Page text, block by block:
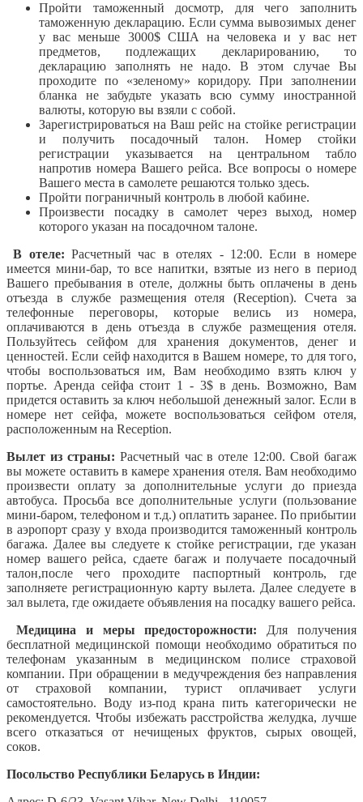
Пройти таможенный досмотр, для чего заполнить
таможенную декларацию. Если сумма вывозимых денег
у вас меньше 3000$ США на человека и у вас нет
предметов, подлежащих декларированию, то
декларацию заполнять не надо. В этом случае Вы
проходите по «зеленому» коридору. При заполнении
бланка не забудьте указать всю сумму иностранной
валюты, которую вы взяли с собой.
Зарегистрироваться на Ваш рейс на стойке регистрации
и получить посадочный талон. Номер стойки
регистрации указывается на центральном табло
напротив номера Вашего рейса. Все вопросы о номере
Вашего места в самолете решаются только здесь.
Пройти пограничный контроль в любой кабине.
Произвести посадку в самолет через выход, номер
которого указан на посадочном талоне.
В отеле:Расчетный час в отелях - 12:00. Если в номере
имеется мини-бар, то все напитки, взятые из него в период
Вашего пребывания в отеле, должны быть оплачены в день
отъезда в службе размещения отеля (Reception). Счета за
телефонные переговоры, которые велись из номера,
оплачиваются в день отъезда в службе размещения отеля.
Пользуйтесь сейфом для хранения документов, денег и
ценностей. Если сейф находится в Вашем номере, то для того,
чтобы воспользоваться им, Вам необходимо взять ключ у
портье. Аренда сейфа стоит 1 - 3$ в день. Возможно, Вам
придется оставить за ключ небольшой денежный залог. Если в
номере нет сейфа, можете воспользоваться сейфом отеля,
расположенным на Reception.
Вылет из страны: Расчетный час в отеле 12:00. Свой багаж
вы можете оставить в камере хранения отеля. Вам необходимо
произвести оплату за дополнительные услуги до приезда
автобуса. Просьба все дополнительные услуги (пользование
мини-баром, телефоном и т.д.) оплатить заранее. По прибытии
в аэропорт сразу у входа производится таможенный контроль
багажа. Далее вы следуете к стойке регистрации, где указан
номер вашего рейса, сдаете багаж и получаете посадочный
талон,после чего проходите паспортный контроль, где
заполняете регистрационную карту вылета. Далее следуете в
зал вылета, где ожидаете объявления на посадку вашего рейса.
Медицина и меры предосторожности: Для получения
бесплатной медицинской помощи необходимо обратиться по
телефонам указанным в медицинском полисе страховой
компании. При обращении в медучреждения без направления
от страховой компании, турист оплачивает услуги
самостоятельно. Воду из-под крана пить категорически не
рекомендуется. Чтобы избежать расстройства желудка, лучше
всего отказаться от нечищеных фруктов, сырых овощей,
соков.
Посольство Республики Беларусь в Индии: